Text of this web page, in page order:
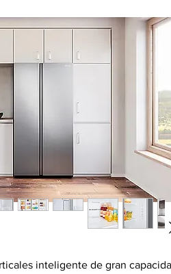
inteligente de gran